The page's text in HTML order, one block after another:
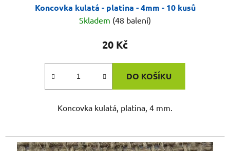
Koncovka kulatá - platina - 4mm - 10 kusů
Skladem (48 balení)
20 Kč
DO KOŠÍKU
Koncovka kulatá, platina, 4 mm.